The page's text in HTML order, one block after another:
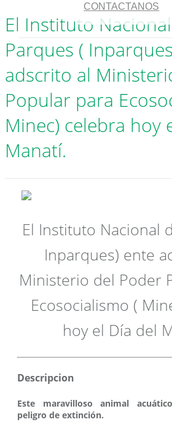
CONTACTANOS
El Instituto
Parques (
adscrito al
Popular para
Minec) celebra hoy
Manatí.
El Instituto Nacional
Inparques) ente
Ministerio del Poder
Ecosocialismo (
hoy el Día del
Descripcion
Este maravilloso animal
peligro de extinción.